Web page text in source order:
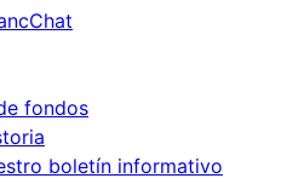
fondos
boletín informativo